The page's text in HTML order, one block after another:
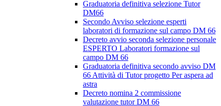
Graduatoria definitiva selezione Tutor
DM66
Secondo Avviso selezione esperti
laboratori di formazione sul campo DM 66
Decreto avvio seconda selezione personale
ESPERTO Laboratori formazione sul
campo DM 66
Graduatoria definitiva secondo avviso DM
66 Attività di Tutor progetto Per aspera ad
astra
Decreto nomina 2 commissione
valutazione tutor DM 66